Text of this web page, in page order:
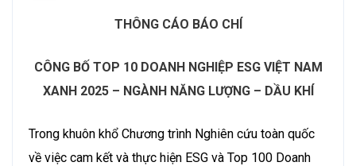
THÔNG CÁO BÁO CHÍ
CÔNG BỐ TOP 10 DOANH NGHIỆP ESG VIỆT NAM
XANH2025– NGÀNHNĂNGLƯỢNG – DẦU KHÍ
Trong khuôn khổ Chương trình Nghiên cứu toàn quốc
về việc cam kết và thực hiện ESG và Top 100 Doanh